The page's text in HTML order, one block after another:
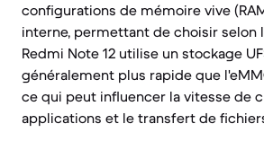
configurations de mémoire vive
interne, permettant de choisir selon
Redmi Note 12 utilise un stockage
généralement plus rapide que
ce qui peut influencer la vitesse de
applications et le transfert de